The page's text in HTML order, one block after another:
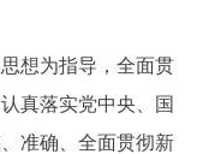
图说互动
想为指导，全面贯
真落实党中央、国
准确、全面贯彻新